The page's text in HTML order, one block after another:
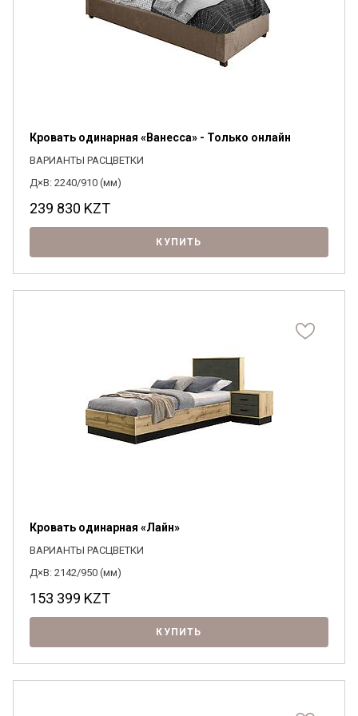
Кровать одинарная «Ванесса» - Только онлайн
ВАРИАНТЫ РАСЦВЕТКИ
Д×В: 2240/910 (мм)
239 830 KZT
КУПИТЬ
Кровать одинарная «Лайн»
ВАРИАНТЫ РАСЦВЕТКИ
Д×В: 2142/950 (мм)
153 399 KZT
КУПИТЬ